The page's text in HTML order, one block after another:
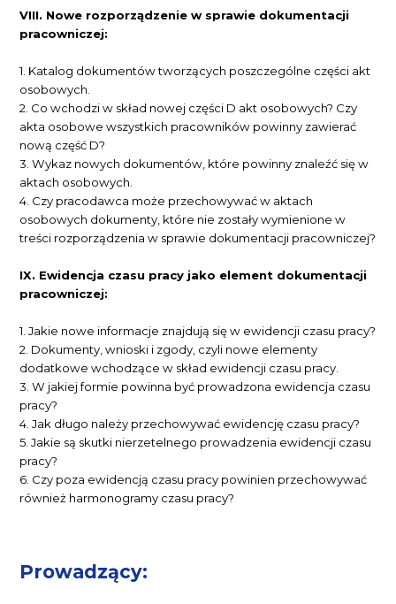
VIII. Nowe rozporządzenie w sprawie dokumentacji
pracowniczej:
1. Katalog dokumentów tworzących poszczególne części akt
osobowych.
2. Co wchodzi w skład nowej części D akt osobowych? Czy
akta osobowe wszystkich pracowników powinny zawierać
nową część D?
3. Wykaz nowych dokumentów, które powinny znaleźć się w
aktach osobowych.
4. Czy pracodawca może przechowywać w aktach
osobowych dokumenty, które nie zostały wymienione w
treści rozporządzenia w sprawie dokumentacji pracowniczej?
IX. Ewidencja czasu pracy jako element dokumentacji
pracowniczej:
1. Jakie nowe informacje znajdują się w ewidencji czasu pracy?
2. Dokumenty, wnioski i zgody, czyli nowe elementy
dodatkowe wchodzące w skład ewidencji czasu pracy.
3. W jakiej formie powinna być prowadzona ewidencja czasu
pracy?
4. Jak długo należy przechowywać ewidencję czasu pracy?
5. Jakie są skutki nierzetelnego prowadzenia ewidencji czasu
pracy?
6. Czy poza ewidencją czasu pracy powinien przechowywać
również harmonogramy czasu pracy?
Prowadzący: